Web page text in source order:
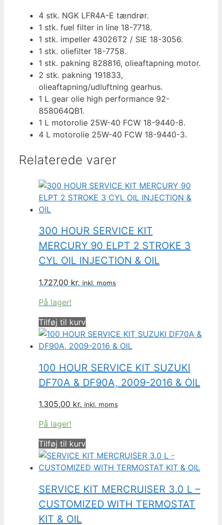
STROKE
OIL
antal
4 stk. NGK LFR4A-E tændrør.
1 stk. fuel filter in line 18-7718.
1 stk. impeller 43026T2 / SIE 18-3056.
1 stk. oliefilter 18-7758.
1 stk. pakning 828816, olieaftapning motor.
2 stk. pakning 191833,
olieaftapning/udluftning gearhus.
1 L gear olie high performance 92-
858064QB1.
1 L motorolie 25W-40 FCW 18-9440-8.
4 L motorolie 25W-40 FCW 18-9440-3.
Relaterede varer
300 HOUR SERVICE KIT
MERCURY 90 ELPT 2 STROKE 3
CYL OIL INJECTION & OIL
1.727,00 kr. inkl. moms
På lager!
Tilføj til kurv
100 HOUR SERVICE KIT SUZUKI
DF70A & DF90A, 2009-2016 & OIL
1.305,00 kr. inkl. moms
På lager!
Tilføj til kurv
SERVICE KIT MERCRUISER 3.0 L –
CUSTOMIZED WITH TERMOSTAT
KIT & OIL